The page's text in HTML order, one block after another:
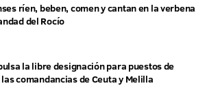
ríen, beben, comen y cantan en la verbena
del Rocío
la libre designación para puestos de
comandancias de Ceuta y Melilla